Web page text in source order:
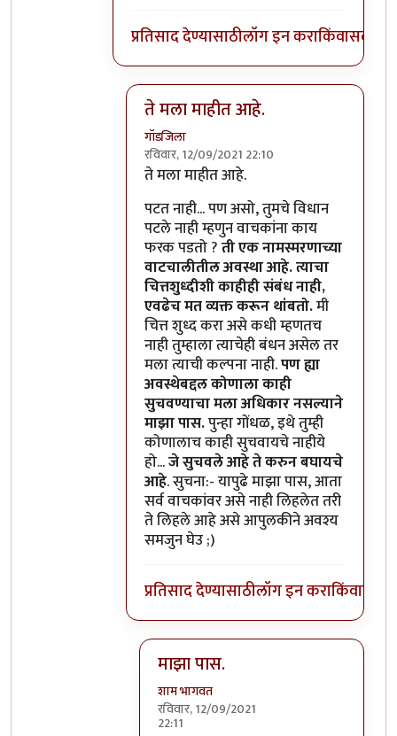
प्रतिसाद देण्यासाठीलॉग इन कराकिंवासदस्य
ते मला माहीत आहे.
गॉडजिला
रविवार, 12/09/2021 22:10
In reply toते मला माहीत आहे.
ते मला माहीत आहे.
पटत नाही... पण असो, तुमचे विधान
पटले नाही म्हणुन वाचकांना काय
फरक पडतो ?ती एक नामस्मरणाच्या
वाटचालीतील अवस्था आहे. त्याचा
चित्तशुध्दीशी काहीही संबंध नाही,
एवढेच मत व्यक्त करून थांबतो.मी
चित्त शुध्द करा असे कधी म्हणतच
नाही तुम्हाला त्याचेही बंधन असेल तर
मला त्याची कल्पना नाही.पण ह्या
अवस्थेबद्दल कोणाला काही
सुचवण्याचा मला अधिकार नसल्याने
माझा पास.पुन्हा गोंधळ, इथे तुम्ही
कोणालाच काही सुचवायचे नाहीये
हो...जे सुचवले आहे ते करुन बघायचे
आहे. सुचना:- यापुढे माझा पास, आता
सर्व वाचकांवर असे नाही लिहलेत तरी
ते लिहले आहे असे आपुलकीने अवश्य
समजुन घेउ ;)
प्रतिसाद देण्यासाठीलॉग इन कराकिंवा
माझा पास.
शाम भागवत
रविवार, 12/09/2021
22:11